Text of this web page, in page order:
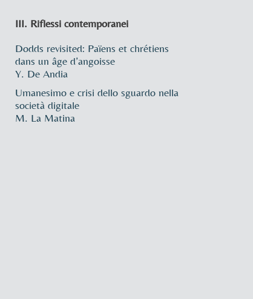
III. Riflessi contemporanei
Dodds revisited: Païens et chrétiens
dans un âge d’angoisse
Y. De Andia
Umanesimo e crisi dello sguardo nella
società digitale
M. La Matina